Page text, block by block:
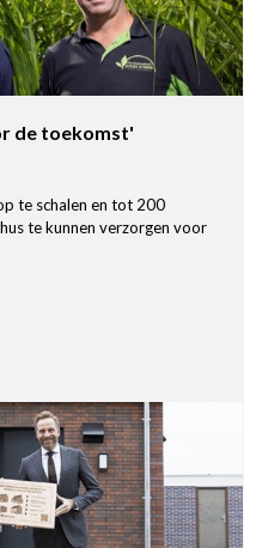
de toekomst'
te schalen en tot 200
te kunnen verzorgen voor